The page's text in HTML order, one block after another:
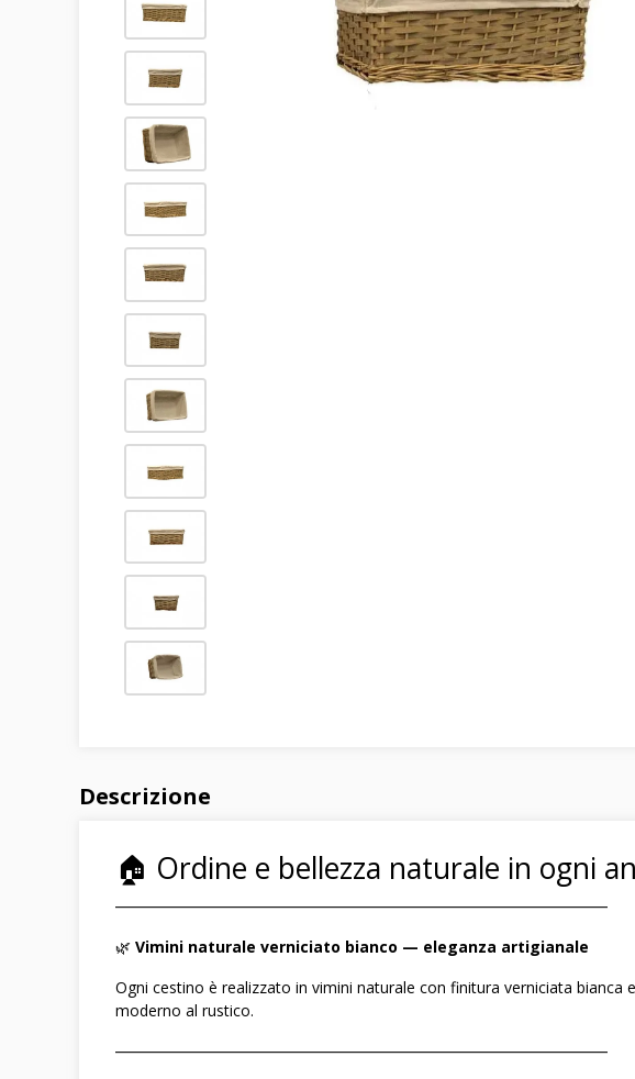
Descrizione
🏠 Ordine e bellezza naturale in ogni
――――――――――――――――――――――――――――――――
🌿 Vimini naturale verniciato bianco — eleganza artigianale
Ogni cestino è realizzato in vimini naturale con finitura verniciata
moderno al rustico.
――――――――――――――――――――――――――――――――